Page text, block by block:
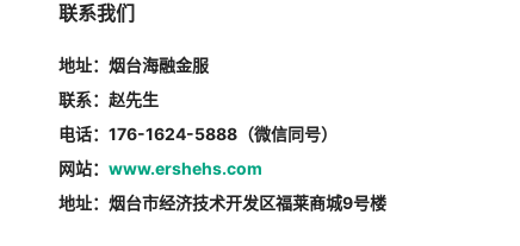
联系我们
地址：烟台海融金服
联系：赵先生
电话：176-1624-5888（微信同号）
网站： www.ershehs.com
地址：烟台市经济技术开发区福莱商城9号楼